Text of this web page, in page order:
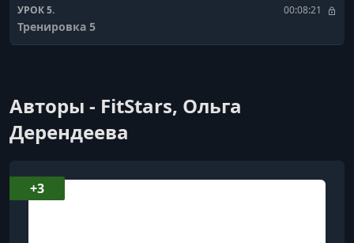
УРОК 5. 00:08:21
Тренировка 5
УРОК 7.
Тренировка 7
Тренировка 8
Авторы - FitStars, Ольга
Дерендеева
+3